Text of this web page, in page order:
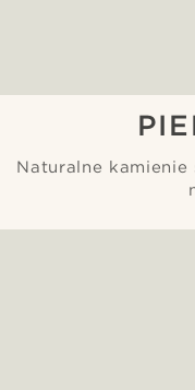
Naturalne